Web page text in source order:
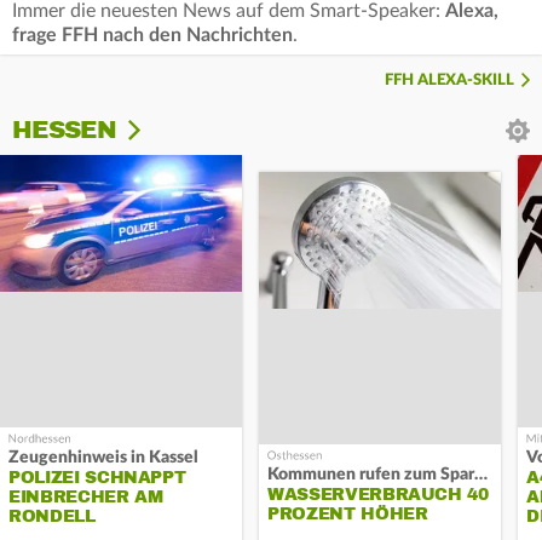
Immer die neuesten News auf dem Smart-Speaker: Alexa,
frage FFH nach den Nachrichten.
FFH ALEXA-SKILL
HESSEN
Zeugenhinweis in Kassel
POLIZEI SCHNAPPT
EINBRECHER AM
RONDELL
Kommunen rufen zum Sparen auf
WASSERVERBRAUCH 40
PROZENT HÖHER